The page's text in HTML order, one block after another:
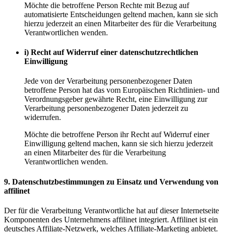
Möchte die betroffene Person Rechte mit Bezug auf
automatisierte Entscheidungen geltend machen, kann sie sich
hierzu jederzeit an einen Mitarbeiter des für die Verarbeitung
Verantwortlichen wenden.
i) Recht auf Widerruf einer datenschutzrechtlichen
Einwilligung
Jede von der Verarbeitung personenbezogener Daten
betroffene Person hat das vom Europäischen Richtlinien- und
Verordnungsgeber gewährte Recht, eine Einwilligung zur
Verarbeitung personenbezogener Daten jederzeit zu
widerrufen.
Möchte die betroffene Person ihr Recht auf Widerruf einer
Einwilligung geltend machen, kann sie sich hierzu jederzeit
an einen Mitarbeiter des für die Verarbeitung
Verantwortlichen wenden.
9. Datenschutzbestimmungen zu Einsatz und Verwendung von
affilinet
Der für die Verarbeitung Verantwortliche hat auf dieser Internetseite
Komponenten des Unternehmens affilinet integriert. Affilinet ist ein
deutsches Affiliate-Netzwerk, welches Affiliate-Marketing anbietet.